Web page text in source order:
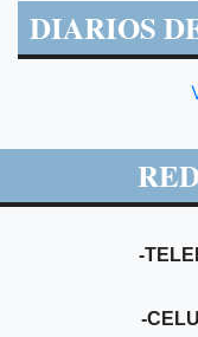
DIARIOS
-
-